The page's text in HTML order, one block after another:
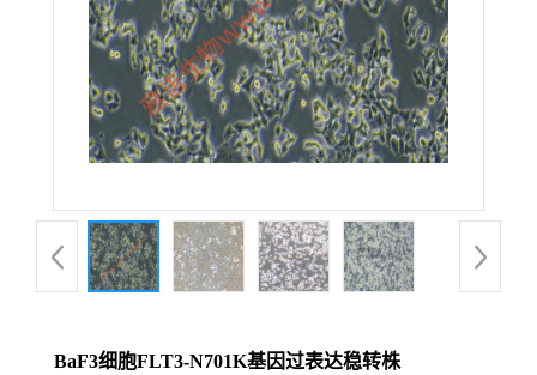
BaF3细胞FLT3-N701K基因过表达稳转株